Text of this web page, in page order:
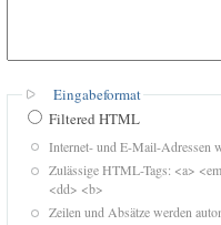
Eingabeformat
Filtered HTML
Internet- und E-Mail-Adressen
Zulässige HTML-Tags: <a>
<dd> <b>
Zeilen und Absätze werden